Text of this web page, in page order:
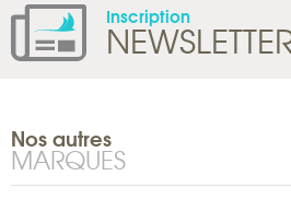
Inscription
Nos autres
MARQUES